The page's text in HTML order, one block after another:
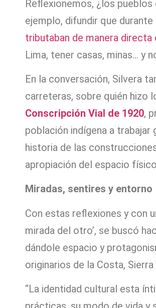
Reflexionemos, ¿los
ejemplo, difundir que
tributaban de manera directa
Lima, tener casas, minas… y
En la conversación, Silvera
carreteras, sobre quién hizo
Conscripción Vial de 1920,
población indígena a
historia de las
apropiación del espacio
Miradas, sentires y entorno
Con estas reflexiones y con
mirada del otro’, se buscó
dándole espacio y
originarios de la Costa,
“La identidad cultural esta